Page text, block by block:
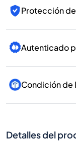
Protección
Autenticado
Condición de
Detalles del